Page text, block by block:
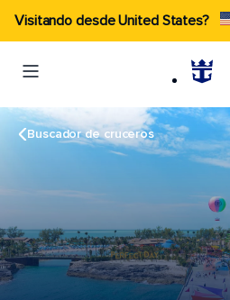
Visitando desde United States?
Buscador de cruceros